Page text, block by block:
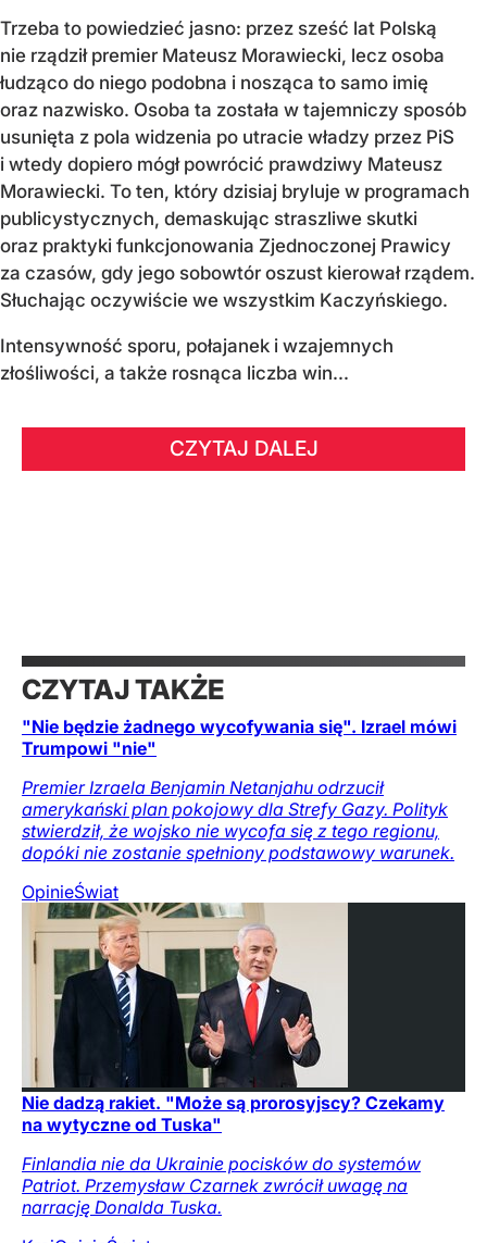
Trzeba to powiedzieć jasno: przez sześć lat Polską
nie rządził premier Mateusz Morawiecki, lecz osoba
łudząco do niego podobna i nosząca to samo imię
oraz nazwisko. Osoba ta została w tajemniczy sposób
usunięta z pola widzenia po utracie władzy przez PiS
i wtedy dopiero mógł powrócić prawdziwy Mateusz
Morawiecki. To ten, który dzisiaj bryluje w programach
publicystycznych, demaskując straszliwe skutki
oraz praktyki funkcjonowania Zjednoczonej Prawicy
za czasów, gdy jego sobowtór oszust kierował rządem.
Słuchając oczywiście we wszystkim Kaczyńskiego.
Intensywność sporu, połajanek i wzajemnych
złośliwości, a także rosnąca liczba win...
CZYTAJ DALEJ
CZYTAJ TAKŻE
"Nie będzie żadnego wycofywania się". Izrael mówi
Trumpowi "nie"
Premier Izraela Benjamin Netanjahu odrzucił
amerykański plan pokojowy dla Strefy Gazy. Polityk
stwierdził, że wojsko nie wycofa się z tego regionu,
dopóki nie zostanie spełniony podstawowy warunek.
OpinieŚwiat
Nie dadzą rakiet. "Może są prorosyjscy? Czekamy
na wytyczne od Tuska"
Finlandia nie da Ukrainie pocisków do systemów
Patriot. Przemysław Czarnek zwrócił uwagę na
narrację Donalda Tuska.